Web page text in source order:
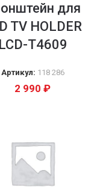
для
TV HOLDER
LCD-T4609
Артикул: 118 286
2 990 ₽